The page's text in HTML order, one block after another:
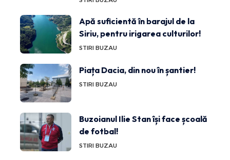
Apă suficientă în barajul de la
Siriu, pentru irigarea culturilor!
STIRI BUZAU
Piața Dacia, din nou în șantier!
STIRI BUZAU
Buzoianul Ilie Stan își face școală
de fotbal!
STIRI BUZAU